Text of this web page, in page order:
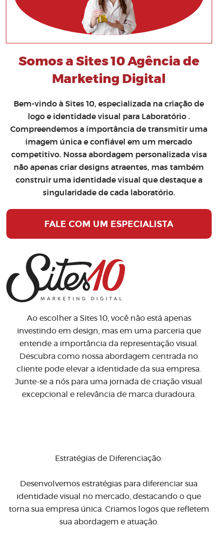
Somos a Sites 10 Agência de
Marketing Digital
Bem-vindo à Sites 10, especializada nacriação de
logo e identidade visual para Laboratório .
Compreendemos a importância de transmitir uma
imagem única e confiável em um mercado
competitivo. Nossa abordagem personalizada visa
não apenas criar designs atraentes, mas também
construir uma identidade visual que destaque a
singularidade de cada laboratório.
FALE COM UM ESPECIALISTA
Ao escolher a Sites 10, você não está apenas
investindo em design, mas em uma parceria que
entende a importância da representação visual.
Descubra como nossa abordagem centrada no
cliente pode elevar a identidade da sua empresa.
Junte-se a nós para uma jornada de criação visual
excepcional e relevância de marca duradoura.
Estratégias de Diferenciação:
Desenvolvemos estratégias para diferenciar sua
identidade visual no mercado, destacando o que
torna sua empresa única. Criamos logos que refletem
sua abordagem e atuação.